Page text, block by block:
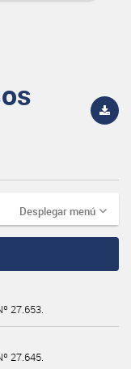
Desplegar menú
27.653.
27.645.